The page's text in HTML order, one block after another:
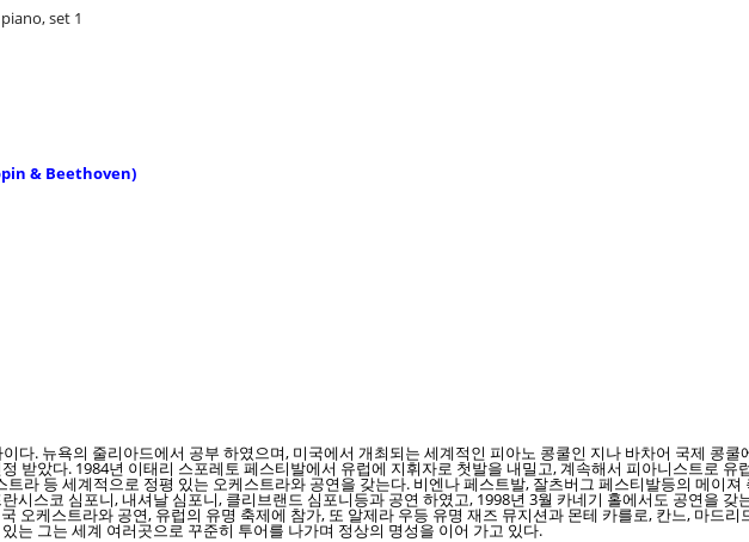
set 1
& Beethoven)
다. 뉴욕의 줄리아드에서 공부 하였으며, 미국에서 개최되는 세계적인 피아노 콩쿨인 지나 바차어 국제 콩쿨
받았다. 1984년 이태리 스포레토 페스티발에서 유럽에 지휘자로 첫발을 내밀고, 계속해서 피아니스트로
라 등 세계적으로 정평 있는 오케스트라와 공연을 갖는다. 비엔나 페스트발, 잘츠버그 페스티발등의 메이
시스코 심포니, 내셔날 심포니, 클리브랜드 심포니등과 공연 하였고, 1998년 3월 카네기 홀에서도 공연을 갖
오케스트라와 공연, 유럽의 유명 축제에 참가, 또 알제라 우등 유명 재즈 뮤지션과 몬테 카를로, 칸느, 마드리
는 그는 세계 여러곳으로 꾸준히 투어를 나가며 정상의 명성을 이어 가고 있다.